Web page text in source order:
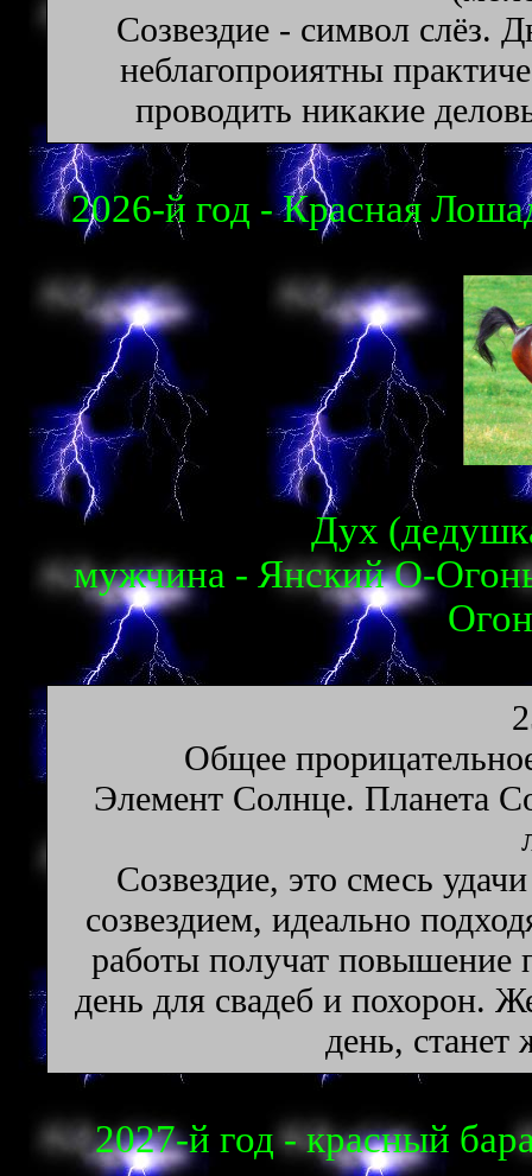
Созвездие - символ слёз.
неблагопроиятны
проводить никакие
2026-й год - Красная
Дух
мужчина - Янский О-
Oбщee
Элeмeнт Coлнцe. Плaнeтa
Созвездие, это смесь
созвездием, идеально
работы получат повышение
день для свадеб и похорон.
день, станет
2027-й год - красный